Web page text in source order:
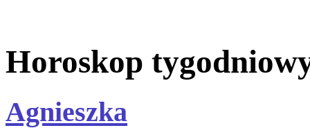
Horoskop
Agnieszka